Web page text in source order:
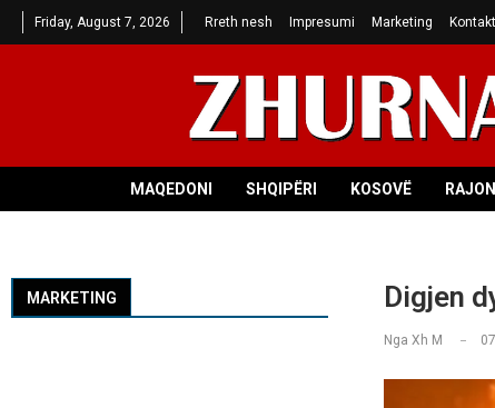
Friday, August 7, 2026 Rreth nesh Impresumi Marketing Kontakt
MAQEDONI SHQIPËRI KOSOVË
Digjen
Nga Xh M
MARKETING